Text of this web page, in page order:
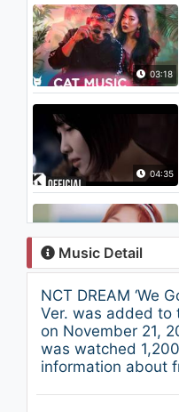
03:18
04:35
04:00
03:41
Music Detail
NCT DREAM ‘We
Ver. was added to
on November 21,
was watched
information about